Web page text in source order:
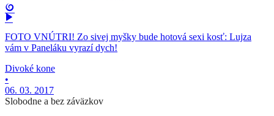
FOTO VNÚTRI! Zo sivej myšky bude hotová sexi kosť: Lujza
vám v Paneláku vyrazí dych!
Divoké kone
•
06. 03. 2017
Slobodne a bez záväzkov